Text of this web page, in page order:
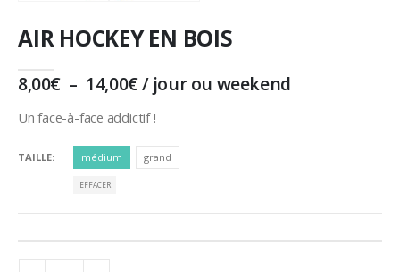
AIR HOCKEY EN BOIS
8,00€ – 14,00€Plage
de
prix :
à
14,00€
/ jour ou weekend
Un face-à-face addictif !
TAILLE médium grand
EFFACER